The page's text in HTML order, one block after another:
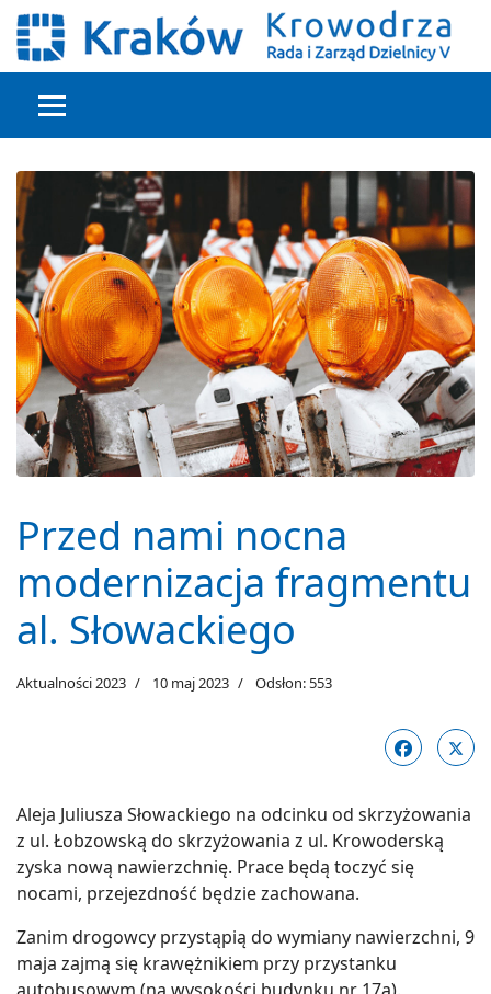
Głowna treść
Przed nami nocna
modernizacja fragmentu
al. Słowackiego
Aktualności 2023 10 maj 2023 Odsłon: 553
Aleja Juliusza Słowackiego na odcinku od skrzyżowania
z ul. Łobzowską do skrzyżowania z ul. Krowoderską
zyska nową nawierzchnię. Prace będą toczyć się
nocami, przejezdność będzie zachowana.
Zanim drogowcy przystąpią do wymiany nawierzchni, 9
maja zajmą się krawężnikiem przy przystanku